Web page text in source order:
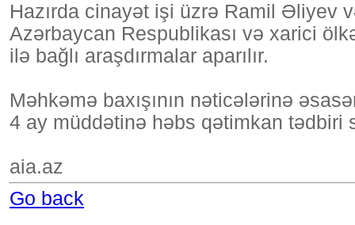
Hazırda cinayət işi üzrə Ramil Əliyev
Azərbaycan Respublikası və xarici
ilə bağlı araşdırmalar aparılır.
Məhkəmə baxışının nəticələrinə
4 ay müddətinə həbs qətimkan tədbiri
aia.az
Go back